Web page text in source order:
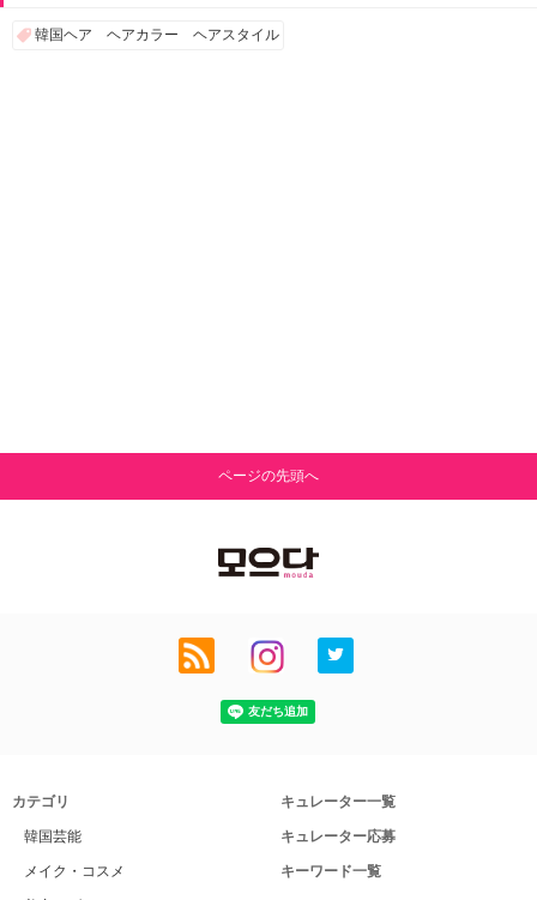
韓国ヘア ヘアカラー ヘアスタイル
ページの先頭へ
カテゴリ
韓国芸能
メイク・コスメ
キュレーター一覧
キュレーター応募
キーワード一覧